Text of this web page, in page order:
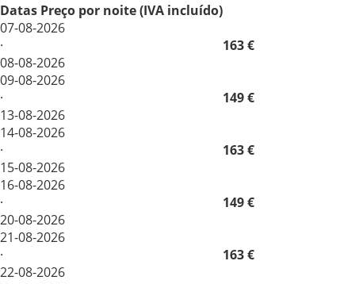
Datas Preço por noite (IVA incluído)
07-08-2026
·
08-08-2026
163 €
09-08-2026
·
13-08-2026
149 €
14-08-2026
·
15-08-2026
163 €
16-08-2026
·
20-08-2026
149 €
21-08-2026
·
22-08-2026
163 €